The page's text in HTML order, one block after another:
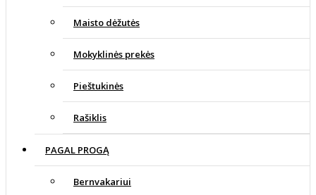
Maisto dėžutės
Mokyklinės prekės
Pieštukinės
Rašiklis
PAGAL PROGĄ
Bernvakariui